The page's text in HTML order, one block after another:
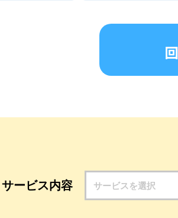
サービス内容